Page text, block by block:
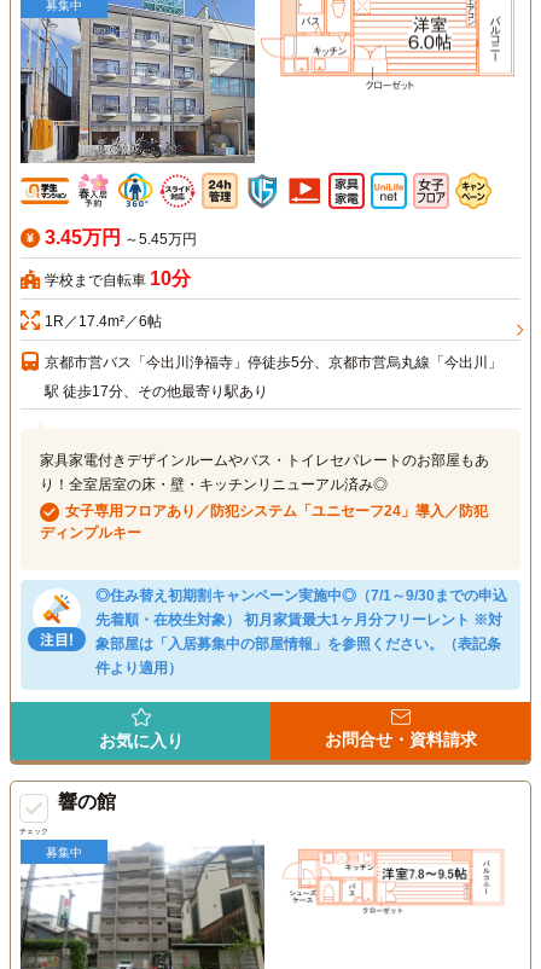
募集中
3.45万円 ～5.45万円
学校まで自転車 10分
1R／17.4m²／6帖
京都市営バス「今出川浄福寺」停徒歩5分、京都市営烏丸線「今出川」
駅 徒歩17分、その他最寄り駅あり
家具家電付きデザインルームやバス・トイレセパレートのお部屋もあ
り！全室居室の床・壁・キッチンリニューアル済み◎
女子専用フロアあり／防犯システム「ユニセーフ24」導入／防犯
ディンプルキー
◎住み替え初期割キャンペーン実施中◎（7/1～9/30までの申込
先着順・在校生対象） 初月家賃最大1ヶ月分フリーレント ※対
象部屋は「入居募集中の部屋情報」を参照ください。（表記条
件より適用）
お気に入り お問合せ・資料請求
チェック
響の館
募集中